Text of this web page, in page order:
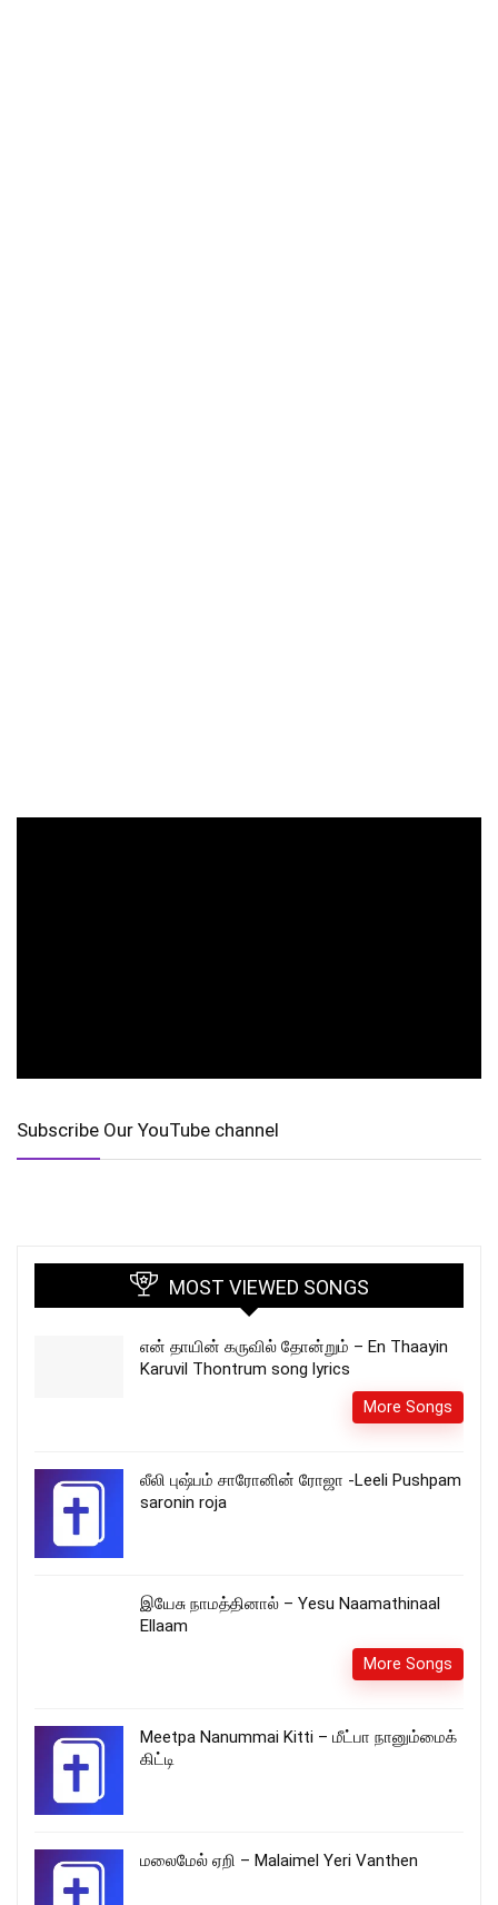
Subscribe Our YouTube channel
MOST VIEWED SONGS
என் தாயின் கருவில் தோன்றும் – En Thaayin
Karuvil Thontrum song lyrics
More Songs
லீலி புஷ்பம் சாரோனின் ரோஜா -Leeli Pushpam
saronin roja
இயேசு நாமத்தினால் – Yesu Naamathinaal
Ellaam
More Songs
Meetpa Nanummai Kitti – மீட்பா நானும்மைக்
கிட்டி
மலைமேல் ஏறி – Malaimel Yeri Vanthen